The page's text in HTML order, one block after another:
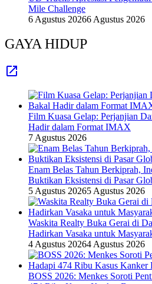
Mile Challenge
6 Agustus 20266 Agustus 2026
GAYA HIDUP
Film Kuasa Gelap: Perjanjian
Hadir dalam Format IMAX
7 Agustus 2026
Enam Belas Tahun Berkiprah,
Buktikan Eksistensi di Pasar
5 Agustus 20265 Agustus 2026
Waskita Realty Buka Gerai di
Hadirkan Vasaka untuk
4 Agustus 20264 Agustus 2026
BOSS 2026: Menkes Soroti